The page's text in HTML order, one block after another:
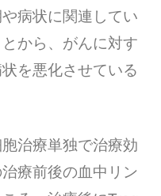
病状に関連してい
から、がんに対す
を悪化させている
治療単独で治療効
療前後の血中リン